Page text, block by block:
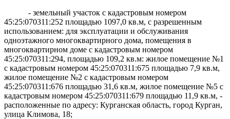
- земельный участок с кадастровым номером
45:25:070311:252 площадью 1097,0 кв.м, с разрешенным
использованием: для эксплуатации и обслуживания
одноэтажного многоквартирного дома, помещения в
многоквартирном доме с кадастровым номером
45:25:070311:294, площадью 109,2 кв.м: жилое помещение №1
с кадастровым номером 45:25:070311:675 площадью 7,9 кв.м,
жилое помещение №2 с кадастровым номером
45:25:070311:676 площадью 31,6 кв.м, жилое помещение №5 с
кадастровым номером 45:25:070311:679 площадью 11,9 кв.м, -
расположенные по адресу: Курганская область, город Курган,
улица Климова, 18;